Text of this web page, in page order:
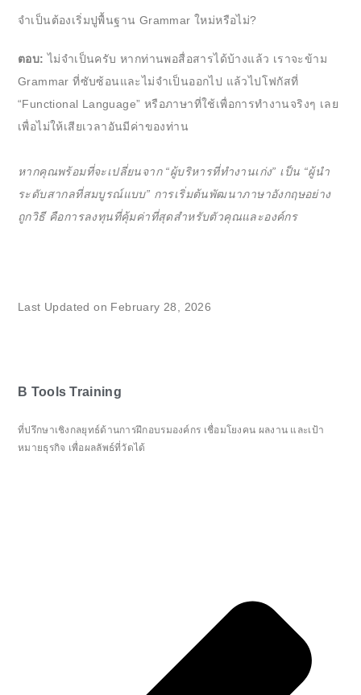
จำเป็นต้องเริ่มปูพื้นฐาน Grammar ใหม่หรือไม่?
ตอบ: ไม่จำเป็นครับ หากท่านพอสื่อสารได้บ้างแล้ว เราจะข้าม
Grammar ที่ซับซ้อนและไม่จำเป็นออกไป แล้วไปโฟกัสที่
“Functional Language” หรือภาษาที่ใช้เพื่อการทำงานจริงๆ เลย
เพื่อไม่ให้เสียเวลาอันมีค่าของท่าน
หากคุณพร้อมที่จะเปลี่ยนจาก “ผู้บริหารที่ทำงานเก่ง” เป็น “ผู้นำ
ระดับสากลที่สมบูรณ์แบบ” การเริ่มต้นพัฒนาภาษาอังกฤษอย่าง
ถูกวิธี คือการลงทุนที่คุ้มค่าที่สุดสำหรับตัวคุณและองค์กร
Last Updated on February 28, 2026
B Tools Training
ที่ปรึกษาเชิงกลยุทธ์ด้านการฝึกอบรมองค์กร เชื่อมโยงคน ผลงาน และเป้า
หมายธุรกิจ เพื่อผลลัพธ์ที่วัดได้